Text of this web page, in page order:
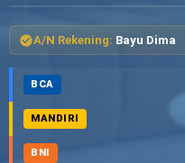
A/N Rekening: Bayu Dima
BCA
MANDIRI
BNI